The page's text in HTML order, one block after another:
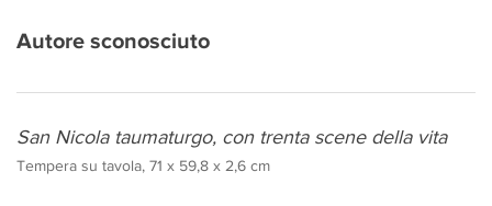
Autore sconosciuto
San Nicola taumaturgo, con trenta scene della vita
Tempera su tavola, 71 x 59,8 x 2,6 cm